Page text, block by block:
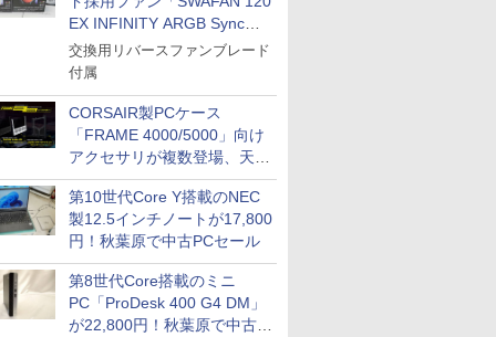
EX INFINITY ARGB Sync」
に単品パッケージ
交換用リバースファンブレード
付属
CORSAIR製PCケース
「FRAME 4000/5000」向け
アクセサリが複数登場、天然
木製パネルや背面コネクタ対
応トレイなど
第10世代Core Y搭載のNEC
製12.5インチノートが17,800
円！秋葉原で中古PCセール
第8世代Core搭載のミニ
PC「ProDesk 400 G4 DM」
が22,800円！秋葉原で中古